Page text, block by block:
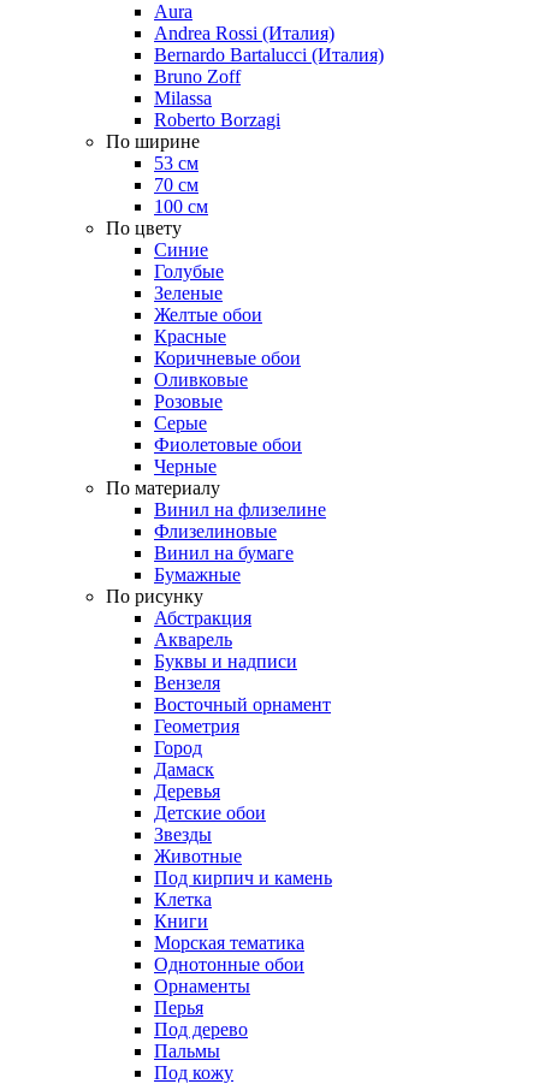
Aura
Andrea Rossi (Италия)
Bernardo Bartalucci (Италия)
Bruno Zoff
Milassa
Roberto Borzagi
По ширине
53 см
70 см
100 см
По цвету
Синие
Голубые
Зеленые
Желтые обои
Красные
Коричневые обои
Оливковые
Розовые
Серые
Фиолетовые обои
Черные
По материалу
Винил на флизелине
Флизелиновые
Винил на бумаге
Бумажные
По рисунку
Абстракция
Акварель
Буквы и надписи
Вензеля
Восточный орнамент
Геометрия
Город
Дамаск
Деревья
Детские обои
Звезды
Животные
Под кирпич и камень
Клетка
Книги
Морская тематика
Однотонные обои
Орнаменты
Перья
Под дерево
Пальмы
Под кожу